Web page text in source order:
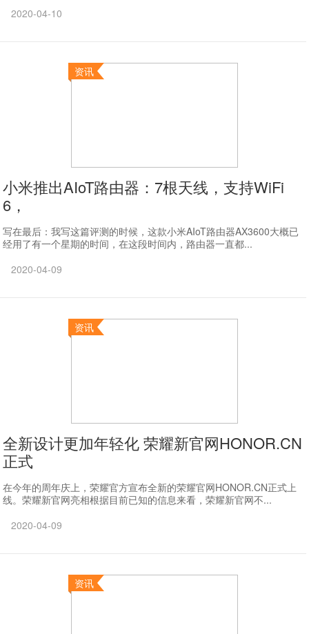
2020-04-10
资讯
小米推出AIoT路由器：7根天线，支持WiFi
6，
写在最后：我写这篇评测的时候，这款小米AIoT路由器AX3600大概已
经用了有一个星期的时间，在这段时间内，路由器一直都...
2020-04-09
资讯
全新设计更加年轻化 荣耀新官网HONOR.CN
正式
在今年的周年庆上，荣耀官方宣布全新的荣耀官网HONOR.CN正式上
线。荣耀新官网亮相根据目前已知的信息来看，荣耀新官网不...
2020-04-09
资讯